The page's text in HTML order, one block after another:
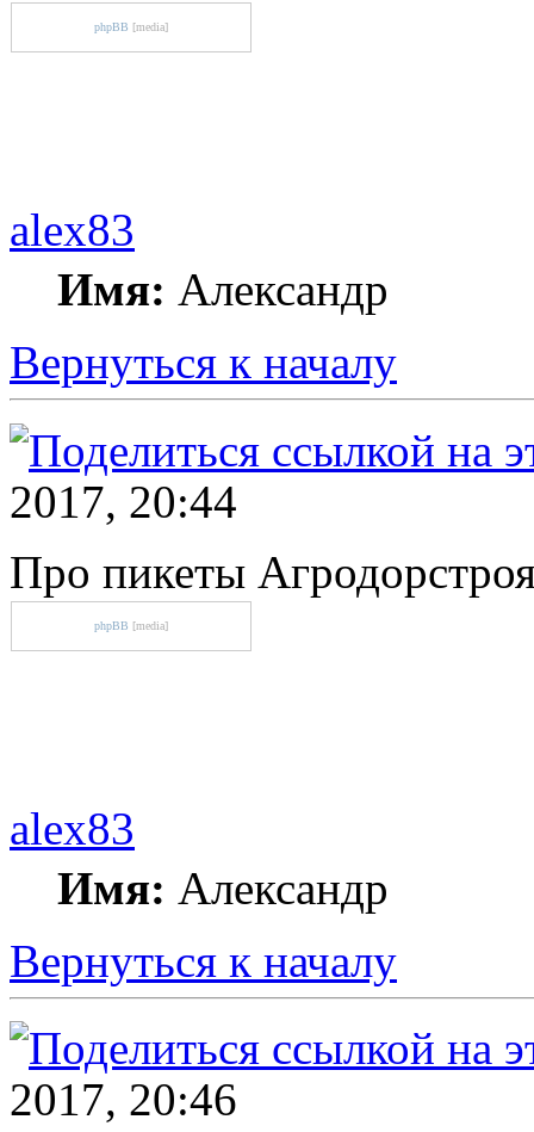
phpBB [media]
alex83
Имя: Александр
Вернуться к началу
2017, 20:44
Про пикеты
phpBB [media]
alex83
Имя: Александр
Вернуться к началу
2017, 20:46